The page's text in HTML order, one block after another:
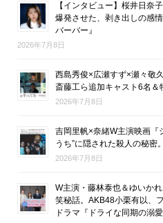
【インタビュー】桜井日奈
爆発させた、剥き出しの感
バーバー』
2026年7月8日
西島秀俊×広瀬すず×瀬々敬
斎藤工ら追加キャスト6名＆
2026年7月8日
吉岡里帆×奈緒W主演映画『
うち”に隠された殺人の秘
2026年7月8日
W主演・藤林泰也＆ゆいか
笑秘話。AKB48小栗有以、
ドラマ『ドライな同期の溺